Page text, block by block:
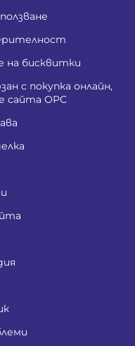
на бисквитки
с покупка онлайн,
сайта ОРС